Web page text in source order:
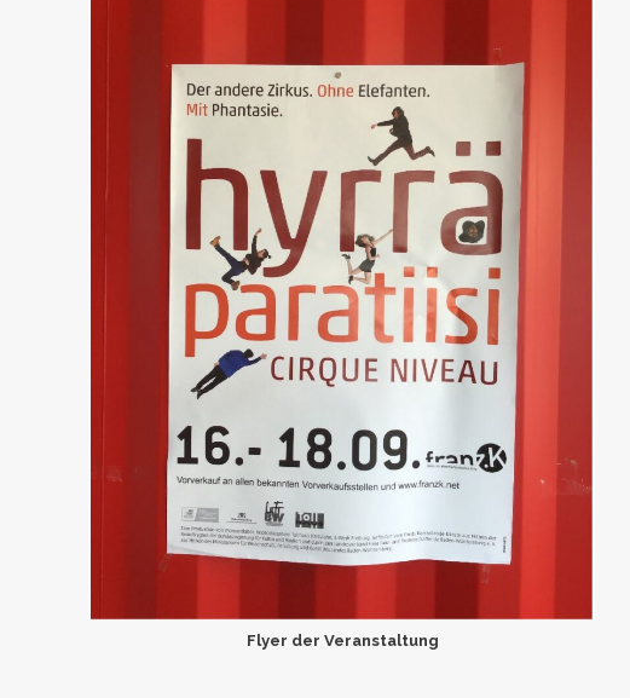
Flyer der Veranstaltung